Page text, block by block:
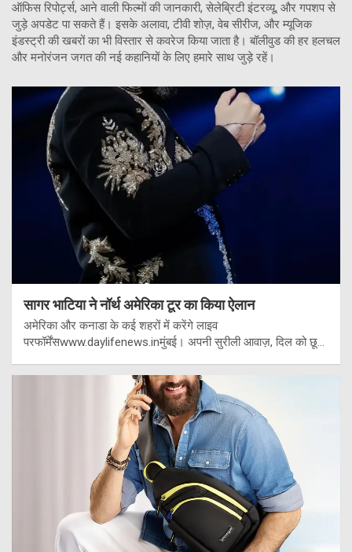
ऑफिस रिपोर्ट्स, आने वाली फिल्मों की जानकारी, सेलेब्रिटी इंटरव्यू, और गपशप से
जुड़े अपडेट पा सकते हैं। इसके अलावा, टीवी शोज़, वेब सीरीज, और म्यूजिक
इंडस्ट्री की खबरों का भी विस्तार से कवरेज किया जाता है। बॉलीवुड की हर हलचल
और मनोरंजन जगत की नई कहानियों के लिए हमारे साथ जुड़े रहें।
सागर भाटिया ने नॉर्थ अमेरिका टूर का किया ऐलान
अमेरिका और कनाडा के कई शहरों में करेंगे लाइव
परफॉर्मेंसwww.daylifenews.inमुंबई। अपनी सुरीली आवाज़, दिल को छू…